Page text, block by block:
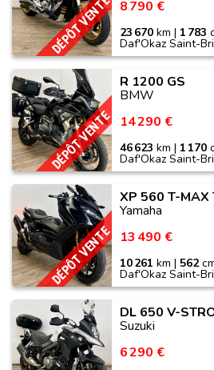
DÉPÔT VENTE 8 790 €
23 670 km | 1 783
Daf'Okaz Saint-
DÉPÔT VENTE
R 1200 GS
BMW
14 290 €
46 623 km | 1 170
Daf'Okaz Saint-
DÉPÔT VENTE
XP 560 T-MAX
Yamaha
13 490 €
10 261 km |562
Daf'Okaz Saint-
DL 650 V-
Suzuki
6 290 €